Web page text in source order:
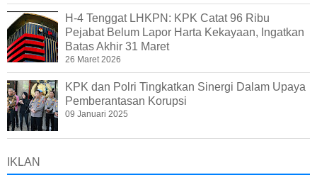
H-4 Tenggat LHKPN: KPK Catat 96 Ribu
Pejabat Belum Lapor Harta Kekayaan, Ingatkan
Batas Akhir 31 Maret
26 Maret 2026
KPK dan Polri Tingkatkan Sinergi Dalam Upaya
Pemberantasan Korupsi
09 Januari 2025
IKLAN